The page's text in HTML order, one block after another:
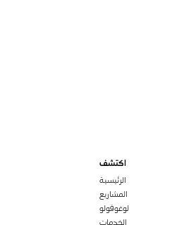
اكتشف
الرئيسية
المشاريع
لوغوفولو
الخدمات